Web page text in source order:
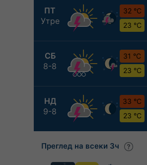
ПТ
Утре
32 °C
23 °C
СБ
8-8
31 °C
23 °C
НД
9-8
33 °C
23 °C
Преглед на всеки 3ч